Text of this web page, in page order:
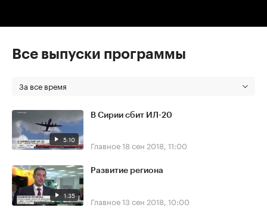
Все выпуски программы
За все время
5:10
В Сирии сбит ИЛ-20
Главное18 сен 2018, 11:00
1:35
Развитие региона
Главное13 сен 2018, 10:00